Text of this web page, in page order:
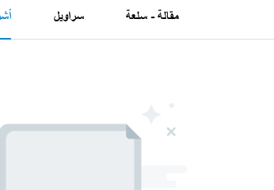
سراويل مقالة - سلعة